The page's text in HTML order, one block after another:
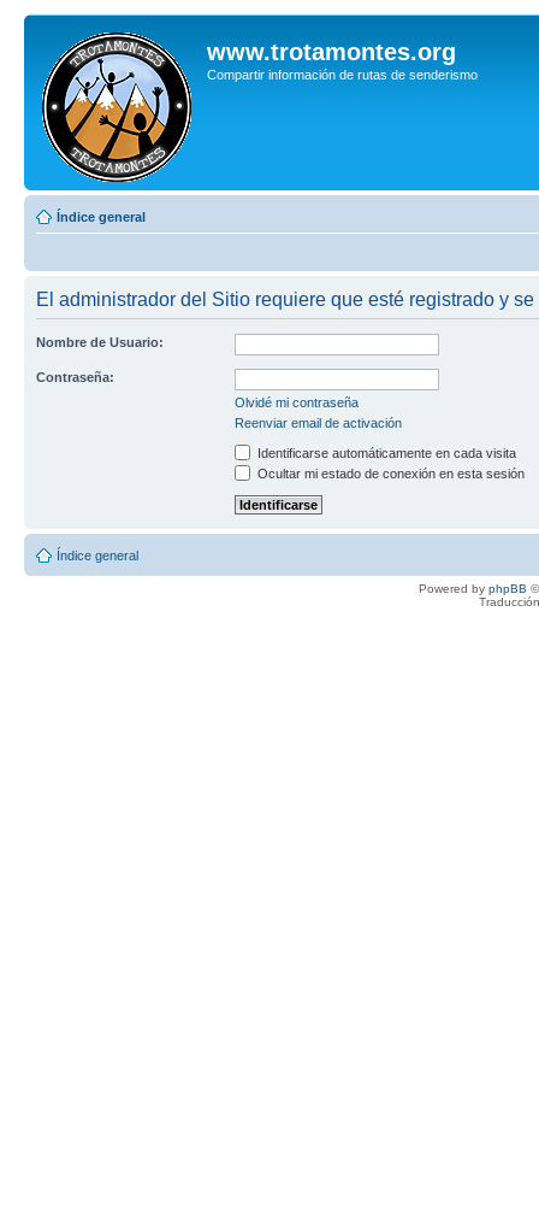
www.trotamontes.org
Compartir información de rutas de senderismo
Índice general
El administrador del Sitio requiere que esté registrado y
Nombre de Usuario:
Contraseña:
Olvidé mi contraseña
Reenviar email de activación
Identificarse automáticamente en cada visita
Ocultar mi estado de conexión en esta sesión
Índice general
Powered by phpBB